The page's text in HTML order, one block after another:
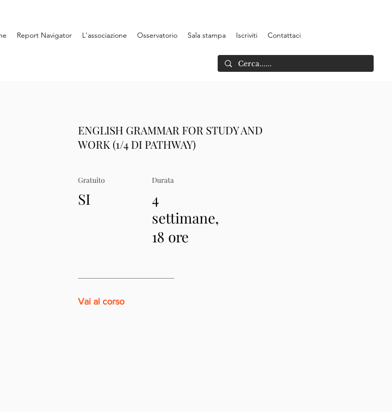
Report Navigator L'associazione Osservatorio Sala stampa Iscriviti Contattaci
ENGLISH GRAMMAR FOR STUDY AND
WORK (1/4 DI PATHWAY)
Gratuito
SI
Durata
4
settimane,
18 ore
Vai al corso